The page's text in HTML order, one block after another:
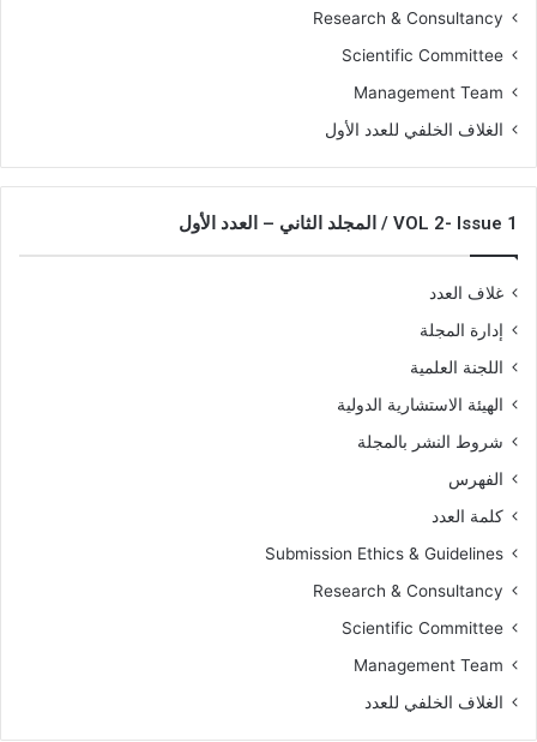
Research & Consultancy
Scientific Committee
Management Team
الغلاف الخلفي للعدد الأول
VOL 2- Issue 1 / المجلد الثاني – العدد الأول
غلاف العدد
إدارة المجلة
اللجنة العلمية
الهيئة الاستشارية الدولية
شروط النشر بالمجلة
الفهرس
كلمة العدد
Submission Ethics & Guidelines
Research & Consultancy
Scientific Committee
Management Team
الغلاف الخلفي للعدد